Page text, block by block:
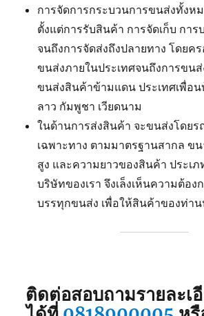
การจัดการกระบวนการขนส่งทั้งห
ตั้งแต่การรับสินค้า การจัดเก็บ การ
จนถึงการจัดส่งถึงปลายทาง โดยค
ขนส่งภายในประเทศจนถึงการขนส่
ขนส่งสินค้าข้ามแดน ประเทศเพื่อ
ลาว กัมพูชา เวียดนาม
ในด้านการส่งสินค้า จะขนส่งโดยร
เฉพาะทาง ตามมาตรฐานสากล ข
สูง และความยาวของสินค้า ประเ
บริษัทของเรา จึงเล็งเห็นความต้อง
บรรทุกขนส่ง เพื่อให้สินค้าของท่า
ติดต่อสอบถามรายละเ